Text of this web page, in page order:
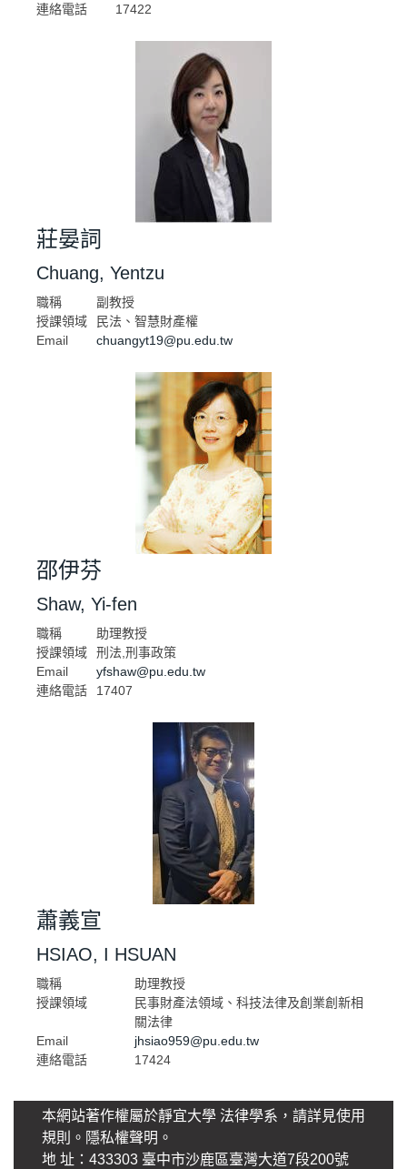
連絡電話
17422
莊晏詞
Chuang, Yentzu
職稱
副教授
授課領域
民法、智慧財產權
Email
chuangyt19@pu.edu.tw
邵伊芬
Shaw, Yi-fen
職稱
助理教授
授課領域
刑法,刑事政策
Email
yfshaw@pu.edu.tw
連絡電話
17407
蕭義宣
HSIAO, I HSUAN
職稱
助理教授
授課領域
民事財產法領域、科技法律及創業創新相
關法律
Email
jhsiao959@pu.edu.tw
連絡電話
17424
本網站著作權屬於靜宜大學 法律學系，請詳見使用
規則。 隱私權聲明 。
地 址：433303 臺中市沙鹿區臺灣大道7段200號